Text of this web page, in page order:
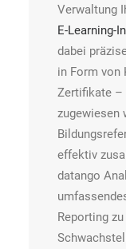
Verwaltung
E-Learning-
dabei
in Form von
Zertifikate –
zugewiesen
effektiv
datango
Reporting